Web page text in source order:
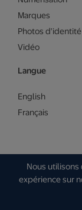
Marques
Photos d'identité
Vidéo
Langue
English
Français
Nous utilisons
expérience sur